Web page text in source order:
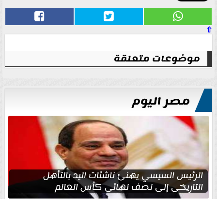
⇧
موضوعات متعلقة
مصر اليوم
الرئيس السيسي يهنئ ناشئات اليد بالتأهل
التاريخي إلى نصف نهائي كأس العالم